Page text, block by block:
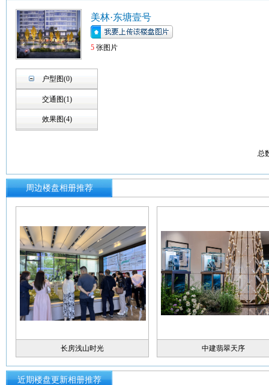
美林·东塘壹号
5 张图片
户型图(0)
交通图(1)
效果图(4)
总
周边楼盘相册推荐
长房浅山时光 中建翡翠天序
近期楼盘更新相册推荐